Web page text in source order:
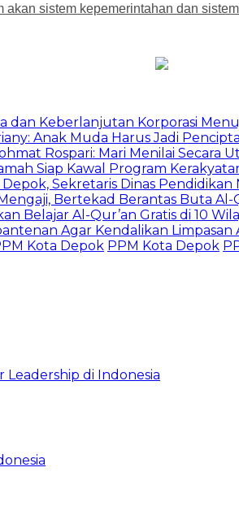
sistem kepemerintahan dan
dan Keberlanjutan Korporasi
Anak Muda Harus Jadi
Rospari: Mari Menilai Secara
Siap Kawal Program
Sekretaris Dinas Pendidikan
Bertekad Berantas Buta Al-
Belajar Al-Qur’an Gratis di 10
Agar Kendalikan
Kota Depok PPM Kota Depok
di Indonesia